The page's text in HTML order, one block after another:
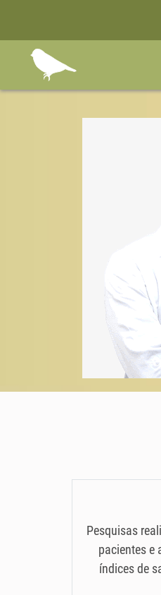
Pesquisas
pacientes e
índices de